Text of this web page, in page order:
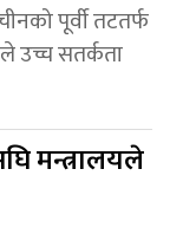
पूर्वी तटतर्फ
उच्च सतर्कता
मन्त्रालयले